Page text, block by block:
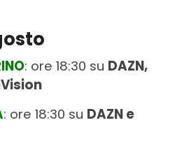
: ore 18:30 su DAZN,
: ore 18:30 su DAZN e